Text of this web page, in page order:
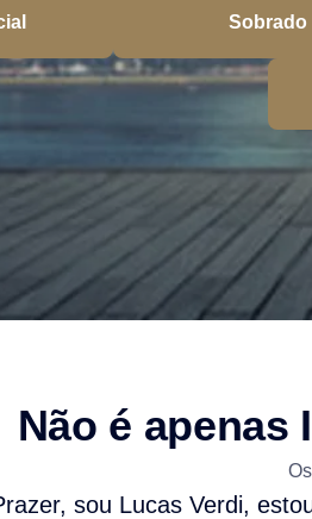
Sobrado
Não é apenas
sou Lucas Verdi,